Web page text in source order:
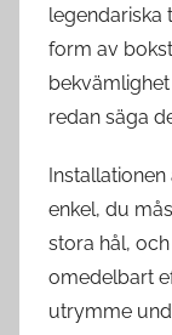
legendariska
form av
redan säga
enkel, du
stora hål,
omedelbart
utrymme